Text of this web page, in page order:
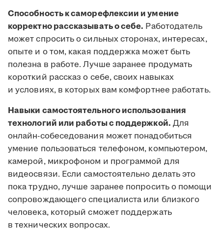
Способность к саморефлексии и умение
корректно рассказывать о себе. Работодатель
может спросить о сильных сторонах, интересах,
опыте и о том, какая поддержка может быть
полезна в работе. Лучше заранее продумать
короткий рассказ о себе, своих навыках
и условиях, в которых вам комфортнее работать.
Навыки самостоятельного использования
технологий или работы с поддержкой. Для
онлайн-собеседования может понадобиться
умение пользоваться телефоном, компьютером,
камерой, микрофоном и программой для
видеосвязи. Если самостоятельно делать это
пока трудно, лучше заранее попросить о помощи
сопровождающего специалиста или близкого
человека, который сможет поддержать
в технических вопросах.